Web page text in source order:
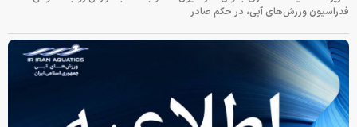
فدراسیون ورزش‌های آبی، در حکم صادر